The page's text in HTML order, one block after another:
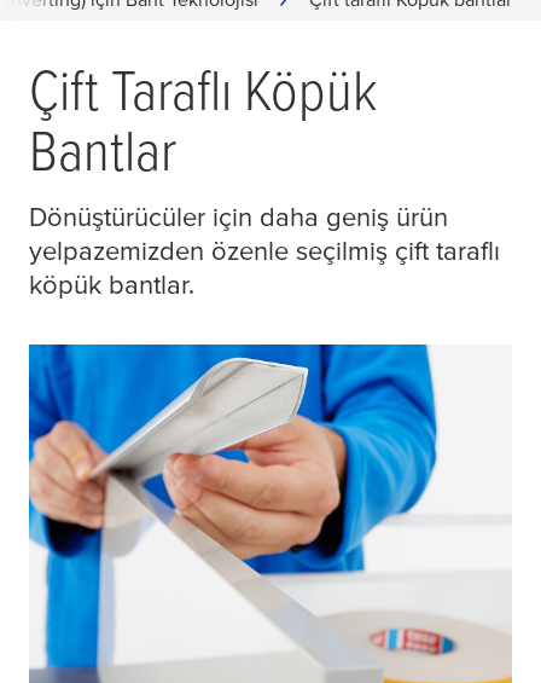
Çift Taraflı Köpük
Bantlar
Dönüştürücüler için daha geniş ürün
yelpazemizden özenle seçilmiş çift taraflı
köpük bantlar.